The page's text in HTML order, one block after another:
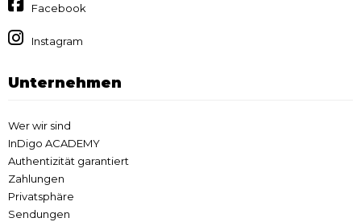
Facebook
Instagram
Unternehmen
Wer wir sind
InDigo ACADEMY
Authentizität garantiert
Zahlungen
Privatsphäre
Sendungen